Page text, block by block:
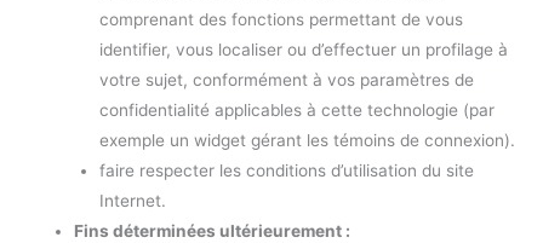
comprenant des fonctions permettant de vous
identifier, vous localiser ou d’effectuer un profilage à
votre sujet, conformément à vos paramètres de
confidentialité applicables à cette technologie (par
exemple un widget gérant les témoins de connexion).
faire respecter les conditions d’utilisation du site
Internet.
Fins déterminées ultérieurement :